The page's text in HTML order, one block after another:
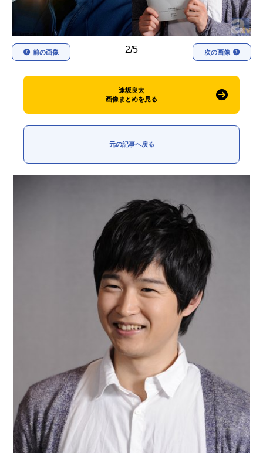
夏アニメ
秋アニメ 冬アニメ
男性声優/女性声優一覧
FOLLOW US
2/5
前の画像 次の画像
逢坂良太
画像まとめを見る
元の記事へ戻る